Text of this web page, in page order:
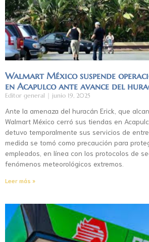
Walmart México suspende
en Acapulco ante avance del
Editor general junio 19, 2025
Ante la amenaza del huracán Erick, que
Walmart México cerró sus tiendas en
detuvo temporalmente sus servicios de
medida se tomó como precaución para
empleados, en línea con los protocolos de
fenómenos meteorológicos extremos.
Leer más »